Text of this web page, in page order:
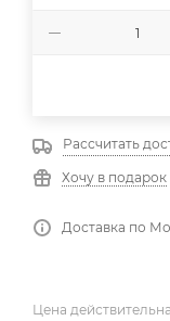
Рассчитать
Хочу в подарок
Доставка по
Цена